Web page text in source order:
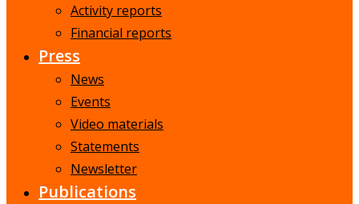
Activity reports
Financial reports
Press
News
Events
Video materials
Statements
Newsletter
Publications